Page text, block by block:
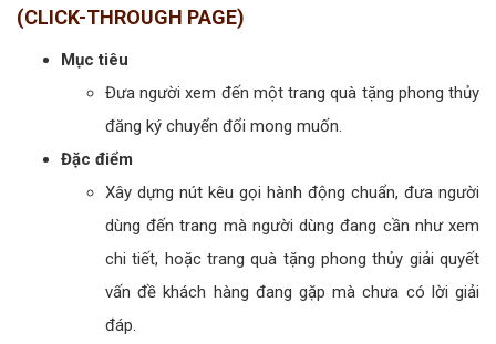
(CLICK-THROUGH PAGE)
Mục tiêu
Đưa người xem đến một trang quà tặng phong thủy
đăng ký chuyển đổi mong muốn.
Đặc điểm
Xây dựng nút kêu gọi hành động chuẩn, đưa người
dùng đến trang mà người dùng đang cần như xem
chi tiết, hoặc trang quà tặng phong thủy giải quyết
vấn đề khách hàng đang gặp mà chưa có lời giải
đáp.